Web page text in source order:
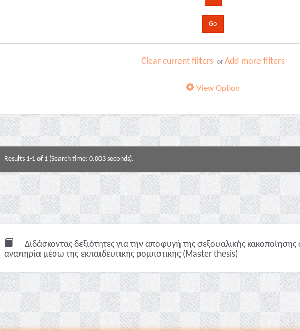
Clear current filters orAdd more filters
View Option
Results 1-1 of 1 (Search time: 0.003 seconds).
Διδάσκοντας δεξιότητες για την αποφυγή της σεξουαλικής κακοποίησης
αναπηρία μέσω της εκπαιδευτικής ρομποτικής (Master thesis)